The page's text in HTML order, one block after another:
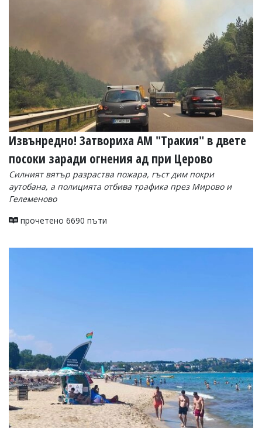
БИЗНЕС
ЮГ
Управители:
Веселин
Василев,
email:
v.vasilev@flagman.bg
Катя
Касабова,
еmail:k.kassabova@flagman.bg
Главен
Иван
от
читателите
и
редакцията
не
носи
отговорност
за
тях!
Ако
Извънредно! Затвориха АМ "Тракия" в двете
посоки заради огнения ад при Церово
Силният вятър разраства пожара, гъст дим покри
аутобана, а полицията отбива трафика през Мирово и
Гелеменово
прочетено 6690 пъти